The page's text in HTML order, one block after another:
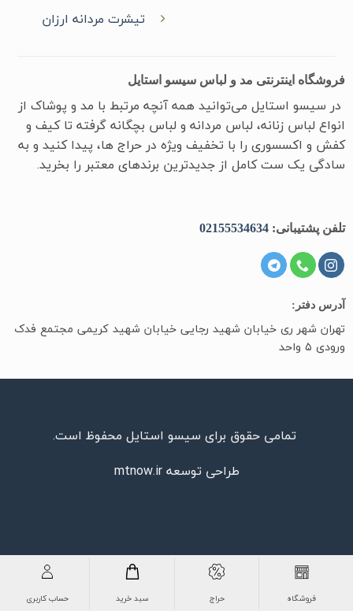
تیشرت مردانه ارزان
فروشگاه اینترنتی مد و لباس سیسو استایل
در سیسو ‌استایل می‌توانید همه آنچه مرتبط با مد و پوشاک از
انواع لباس زنانه، لباس مردانه و لباس بچگانه گرفته تا کیف و
کفش و اکسسوری را با تخفیف ویژه در حراج ها، پیدا کنید و به
سادگی یک ست کامل از جدیدترین‌ برندهای معتبر را بخرید.
تلفن پشتیبانی:02155534634
آدرس دفتر:
تهران شهر ری خیابان شهید رجایی خیابان شهید کریمی مجتمع فدک
ورودی ۵ واحد
تمامی حقوق برای سیسو استایل محفوظ است.
طراحی توسعهmtnow.ir
فروشگاه حراج سبد خرید حساب کاربری